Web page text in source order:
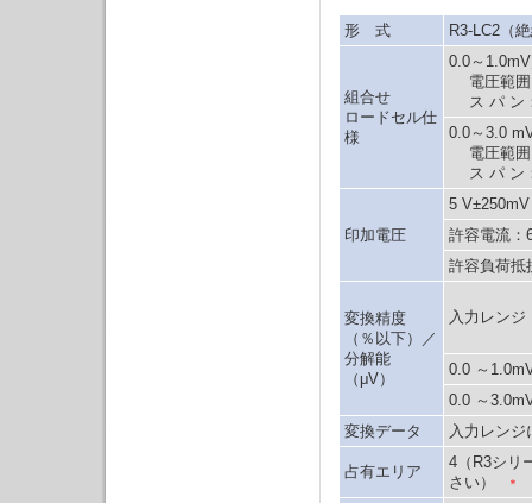
形 式 R3-LC2（
組合せ
ロードセル仕
様
0.0～
電圧範囲
ス パ ン
0.0～3.0
電圧範囲
ス パ ン
印加電圧
5 V±250mV
許容電流：
許容負荷抵
変換精度
（％以下）／
分解能
（μV）
入力レンジ
0.0 ～
0.0 ～
変換データ
入力レンジ
占有エリア
4（R3シリ
さい）
＊